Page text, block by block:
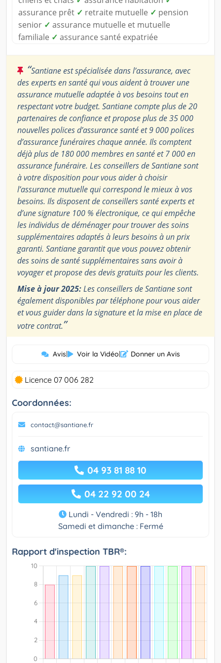
assurance prêt ✓ retraite mutuelle ✓ pension
senior ✓ assurance mutuelle et mutuelle
familiale ✓ assurance santé expatriée
“Santiane est spécialisée dans l’assurance, avec
des experts en santé qui vous aident à trouver une
assurance mutuelle adaptée à vos besoins tout en
respectant votre budget. Santiane compte plus de 20
partenaires de confiance et propose plus de 35 000
nouvelles polices d’assurance santé et 9 000 polices
d’assurance funéraires chaque année. Ils comptent
déjà plus de 180 000 membres en santé et 7 000 en
assurance funéraire. Les conseillers de Santiane sont
à votre disposition pour vous aider à choisir
l’assurance mutuelle qui correspond le mieux à vos
besoins. Ils disposent de conseillers santé experts et
d’une signature 100 % électronique, ce qui empêche
les individus de déménager pour trouver des soins
supplémentaires adaptés à leurs besoins à un prix
garanti. Santiane garantit que vous pouvez obtenir
des soins de santé supplémentaires sans avoir à
voyager et propose des devis gratuits pour les clients.
Mise à jour 2025:Les conseillers de Santiane sont
également disponibles par téléphone pour vous aider
et vous guider dans la signature et la mise en place de
votre contrat.”
Avis| Voir la Vidéo| Donner un Avis
Licence 07 006 282
Coordonnées:
contact@santiane.fr
santiane.fr
04 93 81 88 10
04 22 92 00 24
Lundi - Vendredi : 9h - 18h
Samedi et dimanche : Fermé
Rapport d'inspection TBR®: